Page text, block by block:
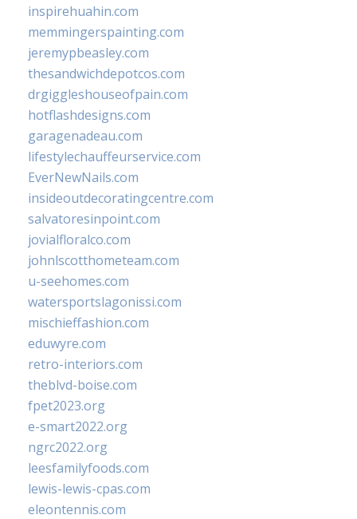
inspirehuahin.com
memmingerspainting.com
jeremypbeasley.com
thesandwichdepotcos.com
drgiggleshouseofpain.com
hotflashdesigns.com
garagenadeau.com
lifestylechauffeurservice.com
EverNewNails.com
insideoutdecoratingcentre.com
salvatoresinpoint.com
jovialfloralco.com
johnlscotthometeam.com
u-seehomes.com
watersportslagonissi.com
mischieffashion.com
eduwyre.com
retro-interiors.com
theblvd-boise.com
fpet2023.org
e-smart2022.org
ngrc2022.org
leesfamilyfoods.com
lewis-lewis-cpas.com
eleontennis.com